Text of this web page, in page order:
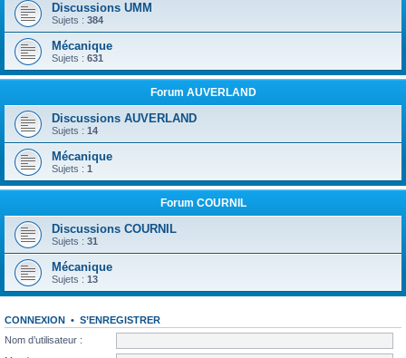
Discussions UMM
Sujets : 384
Mécanique
Sujets : 631
Forum AUVERLAND
Discussions AUVERLAND
Sujets : 14
Mécanique
Sujets : 1
Forum COURNIL
Discussions COURNIL
Sujets : 31
Mécanique
Sujets : 13
CONNEXION • S’ENREGISTRER
Nom d’utilisateur :